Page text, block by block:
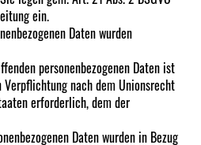
ein.
Daten wurden
personenbezogenen Daten ist
nach dem Unionsrecht
erforderlich, dem der
Daten wurden in Bezug